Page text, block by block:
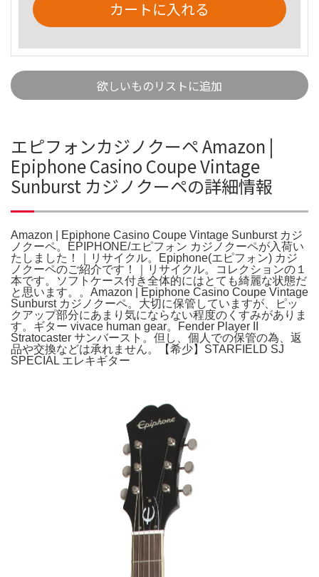
カートに入れる
欲しいものリストに追加
エピフォンカジノクーペ Amazon |
Epiphone Casino Coupe Vintage
Sunburst カジノクーペの詳細情報
Amazon | Epiphone Casino Coupe Vintage Sunburst カジ
ノクーペ。EPIPHONE/エピフォン カジノクーペが入荷い
たしました！｜リサイクル。Epiphone(エピフォン) カジ
ノクーペのご紹介です！｜リサイクル。コレクションの１
本です。ソフトケース付き全体的にはとても綺麗な状態だ
と思います。。Amazon | Epiphone Casino Coupe Vintage
Sunburst カジノクーペ。大切に保管していますが、ピッ
クアップ部分にあまり気にならない程度のくすみがありま
す。ギター vivace human gear。Fender Player II
Stratocaster サンバースト。但し、個人での保管の為、返
品や交換などは承れません。【希少】STARFIELD SJ
SPECIAL エレキギター